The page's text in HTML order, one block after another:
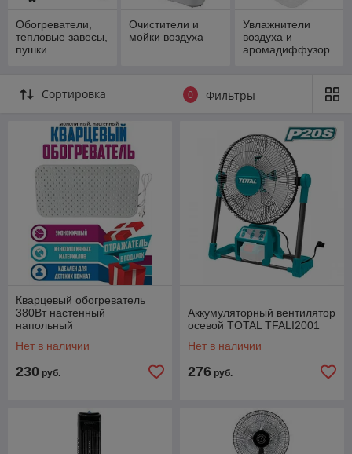
Обогреватели,
тепловые завесы,
пушки
Очистители и
мойки воздуха
Увлажнители
воздуха и
аромадиффузор
Сортировка 0 Фильтры
Кварцевый обогреватель
380Вт настенный
напольный
экономичный маленький
Нет в наличии
230 руб.
Аккумуляторный вентилятор
осевой TOTAL TFALI2001
Нет в наличии
276 руб.